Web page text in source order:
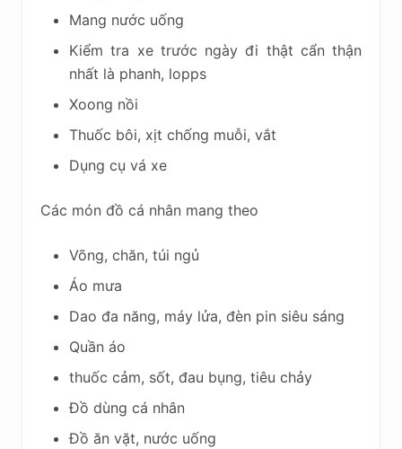
Mang nước uống
Kiểm tra xe trước ngày đi thật cẩn thận
nhất là phanh, lopps
Xoong nồi
Thuốc bôi, xịt chống muỗi, vắt
Dụng cụ vá xe
Các món đồ cá nhân mang theo
Võng, chăn, túi ngủ
Áo mưa
Dao đa năng, máy lửa, đèn pin siêu sáng
Quần áo
thuốc cảm, sốt, đau bụng, tiêu chảy
Đồ dùng cá nhân
Đồ ăn vặt, nước uống